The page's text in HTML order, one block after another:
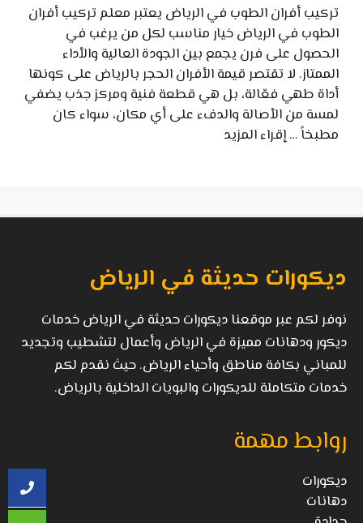
تركيب أفران الطوب في الرياض يعتبر معلم تركيب أفران
الطوب في الرياض خيار مناسب لكل من يرغب في
الحصول على فرن يجمع بين الجودة العالية والأداء
الممتاز. لا تقتصر قيمة الأفران الحجر بالرياض على كونها
أداة طهي فعّالة، بل هي قطعة فنية ومركز جذب يضفي
لمسة من الأصالة والدفء على أي مكان، سواء كان
مطبخاً …إقراء المزيد
ديكورات حديثة في الرياض
نوفر لكم عبر موقعنا ديكورات حديثة في الرياض خدمات
ديكور ودهانات مميزة في الرياض وأعمال لتشطيب وتجديد
للمباني بكافة مناطق وأحياء الرياض. حيث نقدم لكم
خدمات متكاملة للديكورات والبويات الداخلية بالرياض.
روابط مهمة
ديكورات
دهانات